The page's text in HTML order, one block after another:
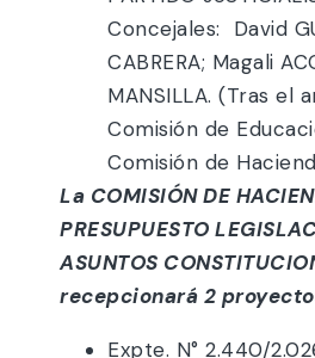
Concejales: David
CABRERA; Magali
MANSILLA. (Tras el
Comisión de
Comisión de
La COMISIÓN DE
PRESUPUESTO
ASUNTOS
recepcionará 2
Expte. N° 2.440/